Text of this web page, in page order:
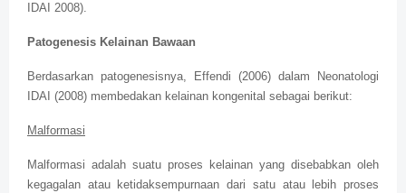
IDAI 2008).
Patogenesis Kelainan Bawaan
Berdasarkan patogenesisnya, Effendi (2006) dalam Neonatologi
IDAI (2008) membedakan kelainan kongenital sebagai berikut:
Malformasi
Malformasi adalah suatu proses kelainan yang disebabkan oleh
kegagalan atau ketidaksempurnaan dari satu atau lebih proses